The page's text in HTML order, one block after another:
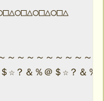
～～～～～～～～～
☆？＆％＠＄☆？＆％